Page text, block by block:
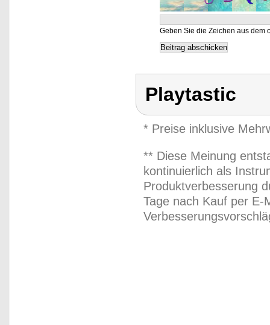
Geben Sie die Zeichen aus dem
Playtastic
* Preise inklusive
** Diese Meinung
kontinuierlich als
Produktverbesserung
Tage nach Kauf per E-